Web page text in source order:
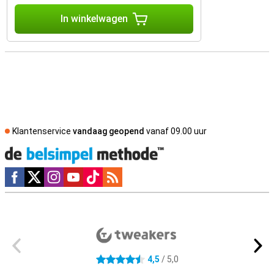
In winkelwagen
Klantenservice vandaag geopend vanaf 09.00 uur
Social media
4.5 sterren 4,5 / 5,0